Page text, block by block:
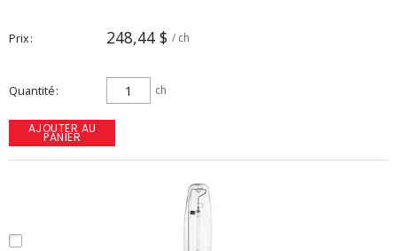
Prix 248,44 $ / ch
Quantité ch
AJOUTER AU
PANIER